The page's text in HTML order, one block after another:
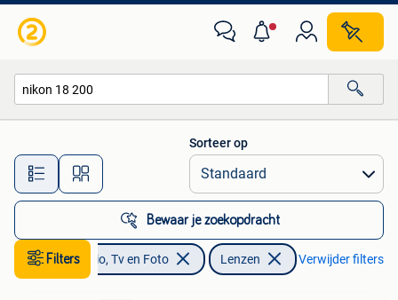
Alle afstanden…
Sorteer op
Bewaar je zoekopdracht
FiltersAudio, Tv en Foto Lenzen Verwijder filters